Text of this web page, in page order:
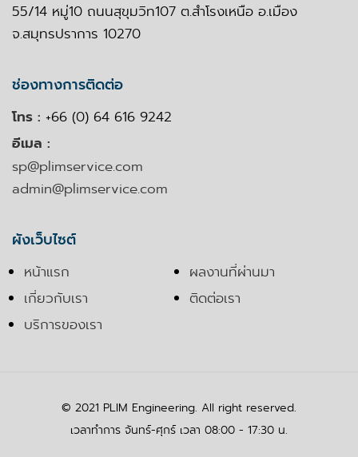
55/14 หมู่10 ถนนสุขุมวิท107 ต.สำโรงเหนือ อ.เมือง
จ.สมุทรปราการ 10270
ช่องทางการติดต่อ
โทร : +66 (0) 64 616 9242
อีเมล :
sp@plimservice.com
admin@plimservice.com
ผังเว็บไซต์
หน้าแรก
เกี่ยวกับเรา
บริการของเรา
ผลงานที่ผ่านมา
ติดต่อเรา
© 2021 PLIM Engineering. All right reserved.
เวลาทำการ จันทร์-ศุกร์ เวลา 08:00 - 17:30 น.